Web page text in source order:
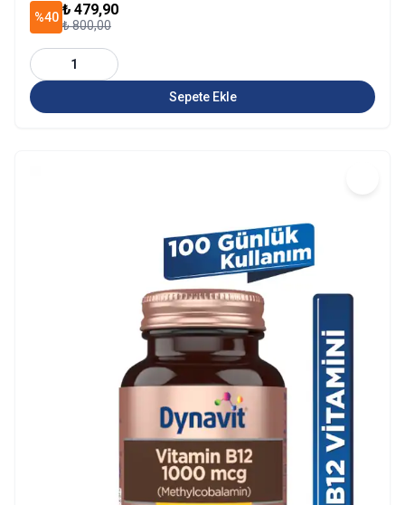
%40 ₺ 479,90
₺ 800,00
1
Sepete Ekle